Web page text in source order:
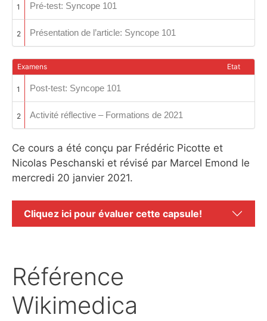
1 Pré-test: Syncope 101
2 Présentation de l’article: Syncope 101
Examens Etat
1 Post-test: Syncope 101
2 Activité réflective – Formations de 2021
Ce cours a été conçu par Frédéric Picotte et
Nicolas Peschanski et révisé par Marcel Emond le
mercredi 20 janvier 2021.
Cliquez ici pour évaluer cette capsule!
Référence
Wikimedica